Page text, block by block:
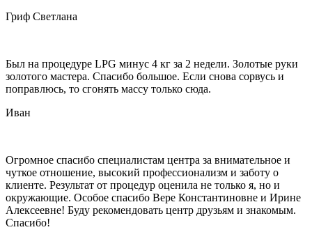
Гриф Светлана
Был на процедуре LPG минус 4 кг за 2 недели. Золотые руки
золотого мастера. Спасибо большое. Если снова сорвусь и
поправлюсь, то сгонять массу только сюда.
Иван
Огромное спасибо специалистам центра за внимательное и
чуткое отношение, высокий профессионализм и заботу о
клиенте. Результат от процедур оценила не только я, но и
окружающие. Особое спасибо Вере Константиновне и Ирине
Алексеевне! Буду рекомендовать центр друзьям и знакомым.
Спасибо!